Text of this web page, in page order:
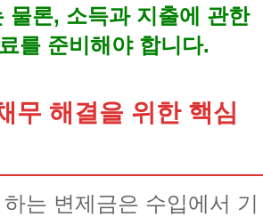
물론, 소득과 지출에 관한
를 준비해야 합니다.
무 해결을 위한 핵심
는 변제금은 수입에서 기